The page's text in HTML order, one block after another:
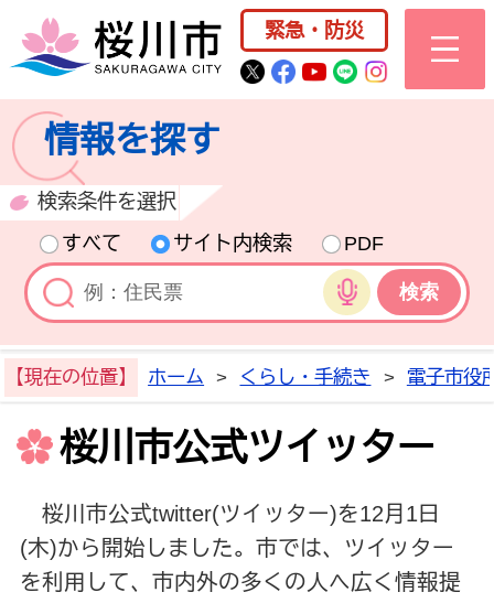
桜川市公式ホー
緊急・防災
桜川市公式Twitter
桜川市公式
桜川市公式
桜川市公式
情報を探す
検索条件を選択
すべて
サイト内検索
PDF
音声検索
【現在の位置】 ホーム > くらし・手続き > 電子市役
桜川市公式ツイッター
桜川市公式twitter(ツイッター)を12月1日
(木)から開始しました。市では、ツイッター
を利用して、市内外の多くの人へ広く情報提